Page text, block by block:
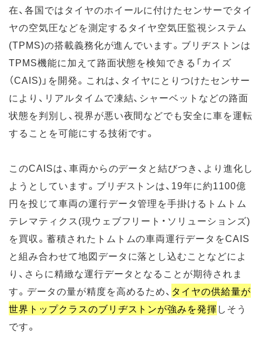
在、各国ではタイヤのホイールに付けたセンサーでタイ
ヤの空気圧などを測定するタイヤ空気圧監視システム
(TPMS)の搭載義務化が進んでいます。ブリヂストンは
TPMS機能に加えて路面状態を検知できる「カイズ
（CAIS)」を開発。これは、タイヤにとりつけたセンサー
により、リアルタイムで凍結、シャーベットなどの路面
状態を判別し、視界が悪い夜間などでも安全に車を運転
することを可能にする技術です。
このCAISは、車両からのデータと結びつき、より進化し
ようとしています。ブリヂストンは、19年に約1100億
円を投じて車両の運行データ管理を手掛けるトムトム
テレマティクス(現ウェブフリート・ソリューションズ)
を買収。蓄積されたトムトムの車両運行データをCAIS
と組み合わせて地図データに落とし込むことなどによ
り、さらに精緻な運行データとなることが期待されま
す。データの量が精度を高めるため、 タイヤの供給量が
世界トップクラスのブリヂストンが強みを発揮しそう
です。